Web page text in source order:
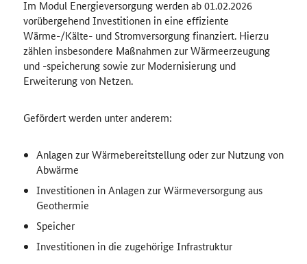
Im Modul Energieversorgung werden ab 01.02.2026
vorübergehend Investitionen in eine effiziente
Wärme-/Kälte- und Strom­versorgung finanziert. Hierzu
zählen insbesondere Maßnahmen zur Wärme­erzeugung
und -speicherung sowie zur Modernisierung und
Erweiterung von Netzen.
Gefördert werden unter anderem:
Anlagen zur Wärmebereitstellung oder zur Nutzung von
Abwärme
Investitionen in Anlagen zur Wärmeversorgung aus
Geothermie
Speicher
Investitionen in die zugehörige Infrastruktur